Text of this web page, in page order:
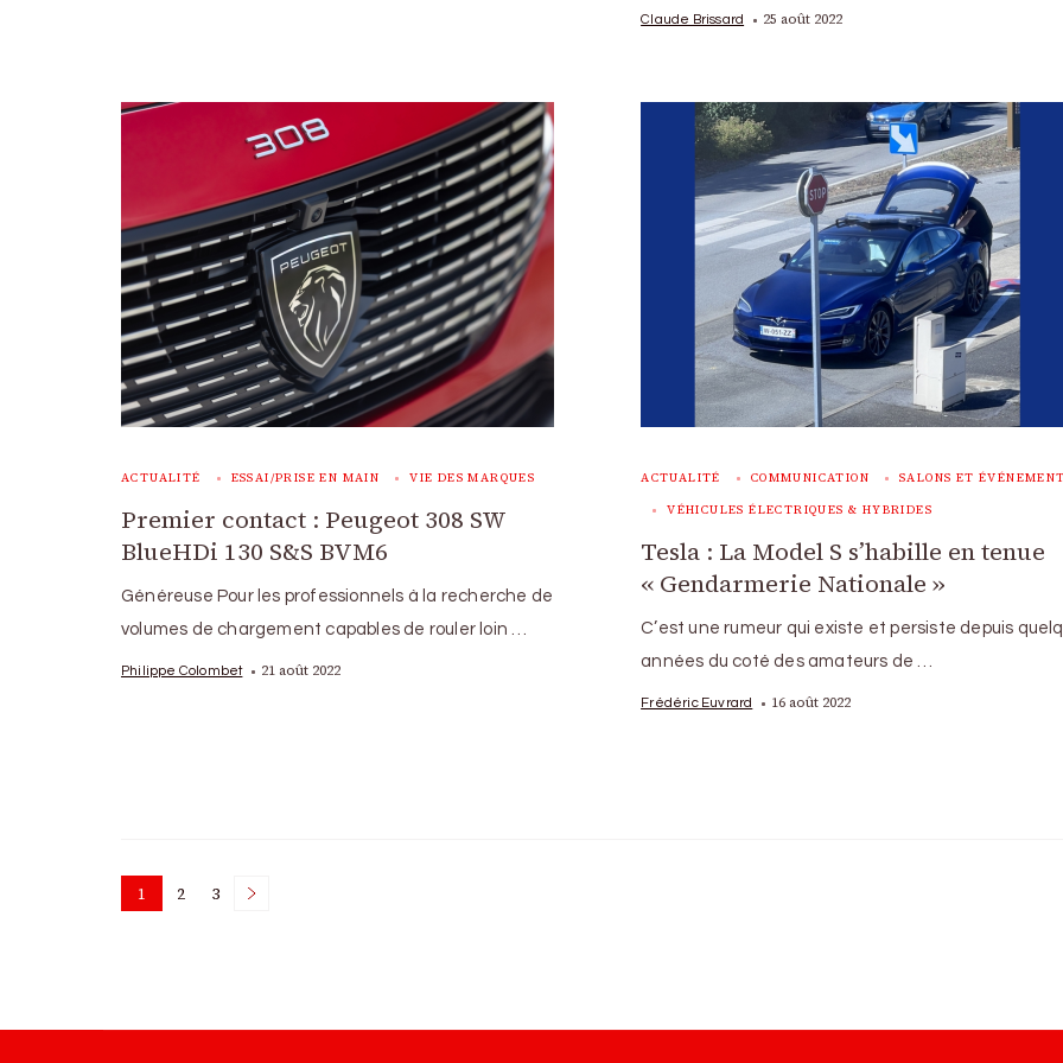
Claude Brissard 25 août 2022
ACTUALITÉ ESSAI/PRISE EN MAIN VIE DES MARQUES
Premier contact : Peugeot 308 SW
BlueHDi 130 S&S BVM6
Généreuse Pour les professionnels à la recherche de
volumes de chargement capables de rouler loin …
Philippe Colombet 21 août 2022
ACTUALITÉ COMMUNICATION SALONS ET
VÉHICULES ÉLECTRIQUES & HYBRIDES
Tesla : La Model S s’habille en tenue
« Gendarmerie Nationale »
C’est une rumeur qui existe et persiste depuis
années du coté des amateurs de …
Frédéric Euvrard 16 août 2022
Posts
Page
1 Page
2 Page
3